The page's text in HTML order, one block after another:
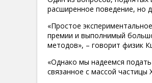
расширенное поведение, но
«Простое
премии и выполнимый
методов», – говорит физик
«Однако мы надеемся
связанное с массой частицы